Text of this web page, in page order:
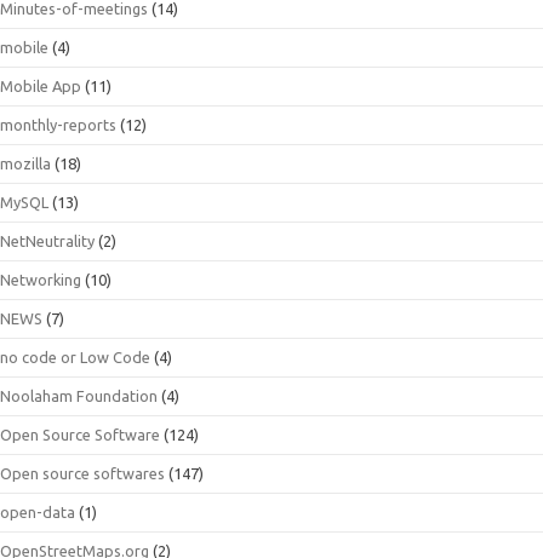
Minutes-of-meetings (14)
mobile (4)
Mobile App (11)
monthly-reports (12)
mozilla (18)
MySQL (13)
NetNeutrality (2)
Networking (10)
NEWS (7)
no code or Low Code (4)
Noolaham Foundation (4)
Open Source Software (124)
Open source softwares (147)
open-data (1)
OpenStreetMaps.org (2)